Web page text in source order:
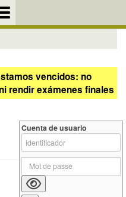
vencidos: no
rendir exámenes finales
Cuenta de usuario